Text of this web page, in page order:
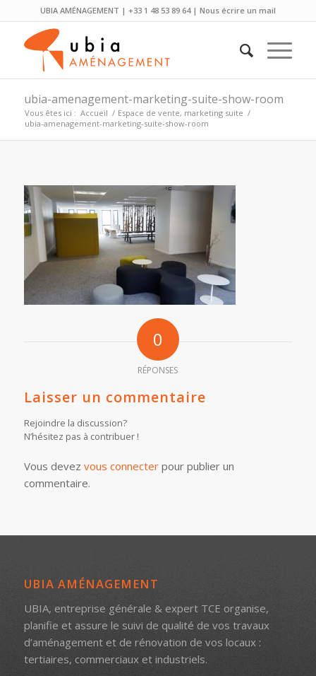
UBIA AMÉNAGEMENT | +33 1 48 53 89 64 | Nous écrire un mail
ubia-amenagement-marketing-suite-show-room
Vous êtes ici : Accueil / Espace de vente, marketing suite /
ubia-amenagement-marketing-suite-show-room
0
RÉPONSES
Laisser un commentaire
Rejoindre la discussion?
N’hésitez pas à contribuer !
Vous devez vous connecterpour publier un
commentaire.
UBIA AMÉNAGEMENT
UBIA, entreprise générale & expert TCE organise,
planifie et assure le suivi de qualité de vos travaux
d’aménagement et de rénovation de vos locaux :
tertiaires, commerciaux et industriels.